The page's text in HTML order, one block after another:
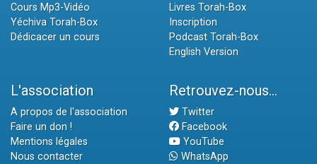
Cours Mp3-Vidéo
Yéchiva Torah-Box
Dédicacer un cours
Livres Torah-Box
Inscription
Podcast Torah-Box
English Version
L'association
A propos de l'association
Faire un don !
Mentions légales
Nous contacter
Retrouvez-nous...
Twitter
Facebook
YouTube
WhatsApp